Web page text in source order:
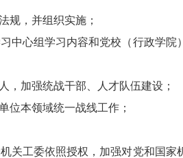
，并组织实施；
心组学习内容和党校（行政学院
加强统战干部、人才队伍建设；
本领域统一战线工作；
工委依照授权，加强对党和国家